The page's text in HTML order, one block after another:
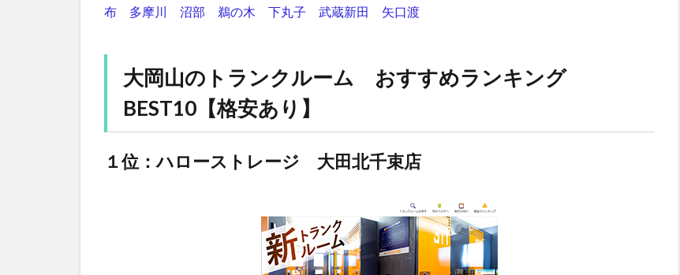
布
多摩川 沼部 鵜の木 下丸子 武蔵新田 矢口渡
大岡山のトランクルーム おすすめランキング
BEST10【格安あり】
１位：ハローストレージ 大田北千束店